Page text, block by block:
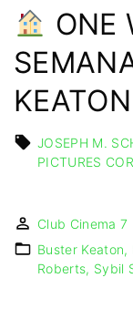
ONLINE
FILM
IMAGEN
DISEÑO
ONE
JOSEPH M.
PICTURES
Club Cinema 7
Buster Keaton
Roberts Sybil